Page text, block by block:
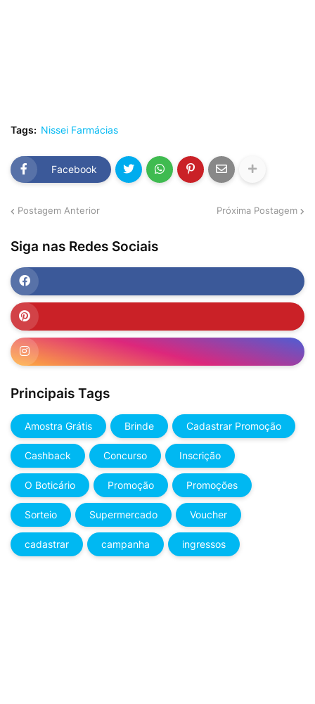
Tags: Nissei Farmácias
Facebook
Postagem Anterior Próxima Postagem
Siga nas Redes Sociais
Principais Tags
Amostra Grátis Brinde Cadastrar Promoção
Cashback Concurso Inscrição
O Boticário Promoção Promoções
Sorteio Supermercado Voucher
cadastrar campanha ingressos